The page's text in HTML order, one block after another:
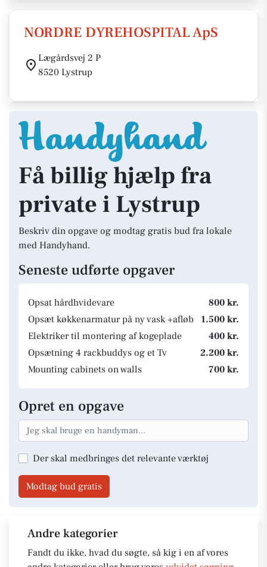
NORDRE DYREHOSPITAL ApS
Lægårdsvej 2 P
8520 Lystrup
Få billig hjælp fra
private i Lystrup
Beskriv din opgave og modtag gratis bud fra lokale
med Handyhand.
Seneste udførte opgaver
Opsat hårdhvidevare
800 kr.
Opsæt køkkenarmatur på ny vask +afløb
1.500 kr.
Elektriker til montering af kogeplade
400 kr.
Opsætning 4 rackbuddys og et Tv
2.200 kr.
Mounting cabinets on walls
700 kr.
Opret en opgave
Der skal medbringes det relevante værktøj
Modtag bud gratis
Andre kategorier
Fandt du ikke, hvad du søgte, så kig i en af vores